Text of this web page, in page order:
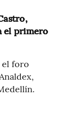
el primero
el foro